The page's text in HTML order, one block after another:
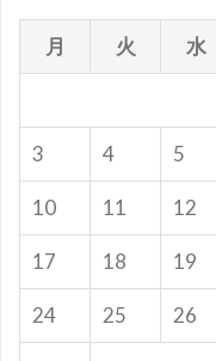
月
火 水
3 4 5
10 11 12
17 18 19
24 25 26